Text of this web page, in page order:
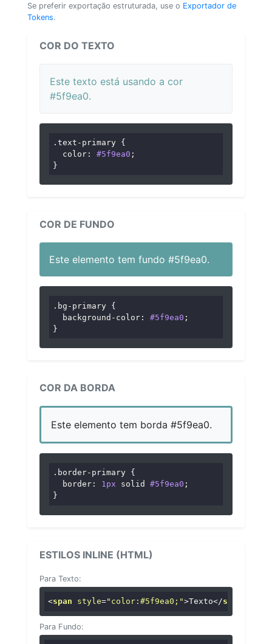
Se preferir exportação estruturada, use o Exportador de
Tokens.
COR DO TEXTO
Este texto está usando a cor
#5f9ea0.
.text-primary {
color : #5f9ea0 ;
}
COR DE FUNDO
Este elemento tem fundo #5f9ea0.
.bg-primary {
background-color : #5f9ea0 ;
}
COR DA BORDA
Este elemento tem borda #5f9ea0.
.border-primary {
border : 1px solid #5f9ea0 ;
}
ESTILOS INLINE (HTML)
Para Texto:
<span style="color:#5f9ea0;">Texto</span
Para Fundo: